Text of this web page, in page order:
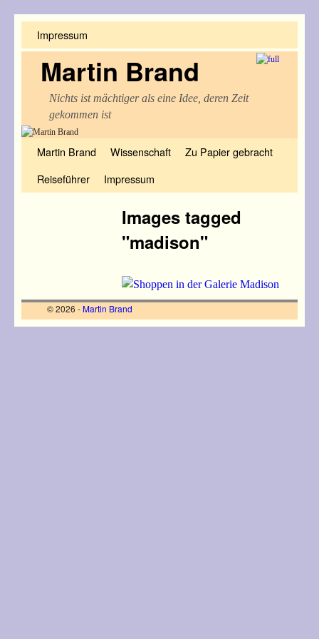
Impressum
Martin Brand
Nichts ist mächtiger als eine Idee, deren Zeit
gekommen ist
Martin Brand Wissenschaft
Zu Papier gebracht
Reiseführer
Impressum
Images tagged
"madison"
© 2026 -Martin Brand